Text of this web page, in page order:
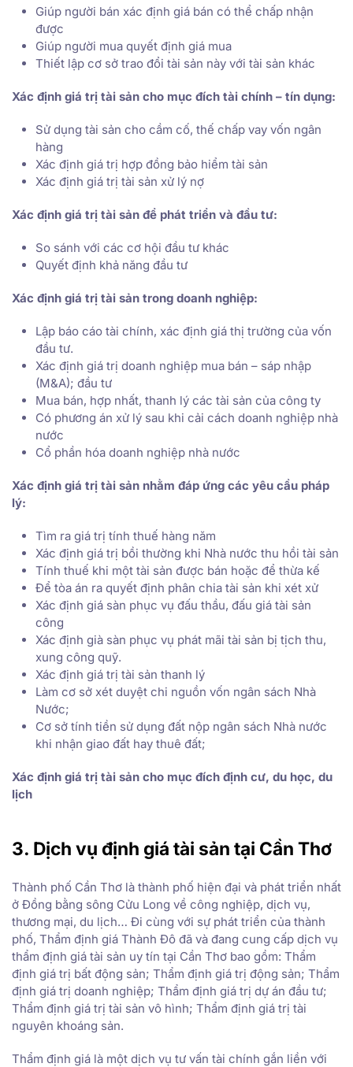
Giúp người bán xác định giá bán có thể chấp nhận
được
Giúp người mua quyết định giá mua
Thiết lập cơ sở trao đổi tài sản này với tài sản khác
Xác định giá trị tài sản cho mục đích tài chính – tín dụng:
Sử dụng tài sản cho cầm cố, thế chấp vay vốn ngân
hàng
Xác định giá trị hợp đồng bảo hiểm tài sản
Xác định giá trị tài sản xử lý nợ
Xác định giá trị tài sản để phát triển và đầu tư:
So sánh với các cơ hội đầu tư khác
Quyết định khả năng đầu tư
Xác định giá trị tài sản trong doanh nghiệp:
Lập báo cáo tài chính, xác định giá thị trường của vốn
đầu tư.
Xác định giá trị doanh nghiệp mua bán – sáp nhập
(M&A); đầu tư
Mua bán, hợp nhất, thanh lý các tài sản của công ty
Có phương án xử lý sau khi cải cách doanh nghiệp nhà
nước
Cổ phần hóa doanh nghiệp nhà nước
Xác định giá trị tài sản nhằm đáp ứng các yêu cầu pháp
lý:
Tìm ra giá trị tính thuế hàng năm
Xác định giá trị bồi thường khi Nhà nước thu hồi tài sản
Tính thuế khi một tài sản được bán hoặc để thừa kế
Để tòa án ra quyết định phân chia tài sản khi xét xử
Xác định giá sàn phục vụ đấu thầu, đấu giá tài sản
công
Xác định già sàn phục vụ phát mãi tài sản bị tịch thu,
xung công quỹ.
Xác định giá trị tài sản thanh lý
Làm cơ sở xét duyệt chi nguồn vốn ngân sách Nhà
Nước;
Cơ sở tính tiền sử dụng đất nộp ngân sách Nhà nước
khi nhận giao đất hay thuê đất;
Xác định giá trị tài sản cho mục đích định cư, du học, du
lịch
3. Dịch vụ định giá tài sản tại Cần Thơ
Thành phố Cần Thơ là thành phố hiện đại và phát triển nhất
ở Đồng bằng sông Cửu Long về công nghiệp, dịch vụ,
thương mại, du lịch… Đi cùng với sự phát triển của thành
phố, Thẩm định giá Thành Đô đã và đang cung cấp dịch vụ
thẩm định giá tài sản uy tín tại Cần Thơ bao gồm: Thẩm
định giá trị bất động sản; Thẩm định giá trị động sản; Thẩm
định giá trị doanh nghiệp; Thẩm định giá trị dự án đầu tư;
Thẩm định giá trị tài sản vô hình; Thẩm định giá trị tài
nguyên khoáng sản.
Thẩm định giá là một dịch vụ tư vấn tài chính gắn liền với